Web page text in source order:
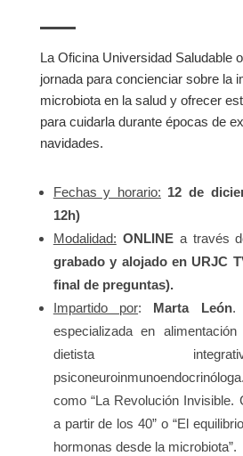
La Oficina Universidad Saludable
jornada para concienciar sobre la
microbiota en la salud y ofrecer
para cuidarla durante épocas de
navidades.
Fechas y horario: 12 de
12h)
Modalidad: ONLINE a través
grabado y alojado en URJC
final de preguntas).
Impartido por: Marta León.
especializada en
dietista
como “La Revolución Invisible.
a partir de los 40” o “El
hormonas desde la microbiota”.